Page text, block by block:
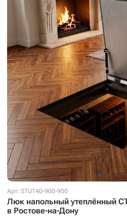
Арт: STUT40-900-900
Люк напольный утеплённый
в Ростове-на-Дону